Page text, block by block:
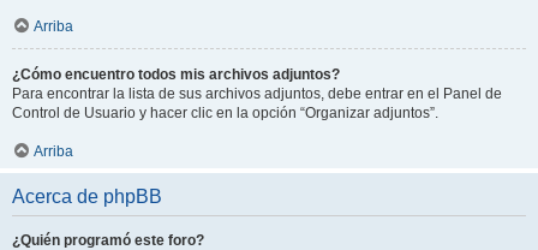
Arriba
¿Cómo encuentro todos mis archivos adjuntos?
Para encontrar la lista de sus archivos adjuntos, debe entrar en el Panel de
Control de Usuario y hacer clic en la opción “Organizar adjuntos”.
Arriba
Acerca de phpBB
¿Quién programó este foro?